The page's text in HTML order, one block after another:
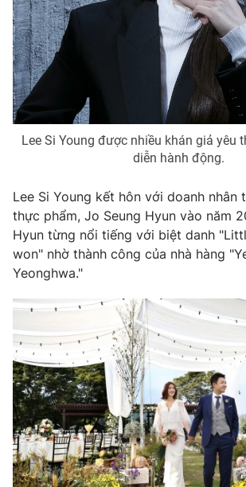
Sản phẩm
Thị trường
Tư vấn
Lịch phát sóng
Chuyên mục khác
Emagazine Podcast
Video Shorts
VTV Money
VTV Sức khoẻ Bất động
Thị trường 24h Tấm lòng
VTV4 Vươn mình
VTV9 VTV8
Lee Si Young được nhiều khán giả yêu
diễn hành động.
Lee Si Young kết hôn với doanh nhân
thực phẩm, Jo Seung Hyun vào năm
Hyun từng nổi tiếng với biệt danh
won" nhờ thành công của nhà hàng
Yeonghwa."